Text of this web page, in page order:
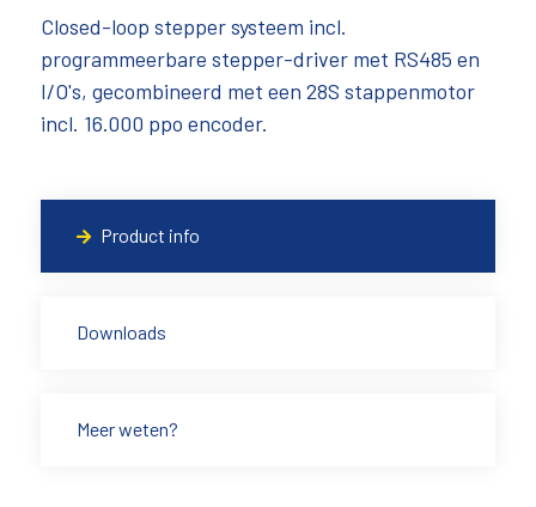
Closed-loop stepper systeem incl.
programmeerbare stepper-driver met RS485 en
I/O's, gecombineerd met een 28S stappenmotor
incl. 16.000 ppo encoder.
Product info
Downloads
Meer weten?